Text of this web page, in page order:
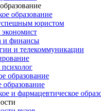
образование
юристом
и финансы
и телекоммуникации
образование
образование
и фармацевтическое